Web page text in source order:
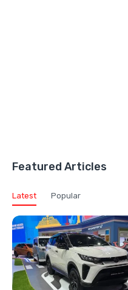
Featured Articles
Latest Popular